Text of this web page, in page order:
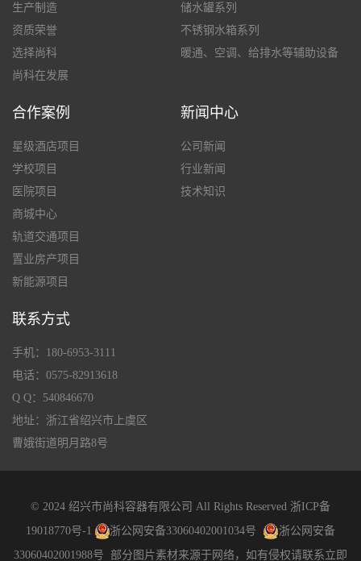
生产制造
资质荣誉
选择尚科
尚科在发展
储水罐系列
不锈钢水箱系列
暖通、空调、给排水等辅助设备
合作案例
星级酒店项目
学校项目
医院项目
商城中心
轨道交通项目
置业房产项目
新能源项目
新闻中心
公司新闻
行业新闻
技术知识
联系方式
手机：180-6953-3111
电话：0575-82913618
Q Q：540846670
地址：浙江省绍兴市上虞区
曹娥街道明月路8号
© 2024 绍兴市尚科容器有限公司 All Rights Reserved 浙ICP备
19018770号-1
浙公网安备33060402001034号
浙公网安备
33060402001988号 部分图片素材来源于网络，如有侵权请联系立即